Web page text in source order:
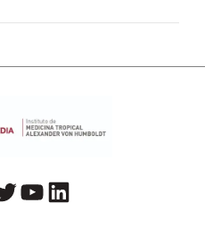
youtube LinkedIn